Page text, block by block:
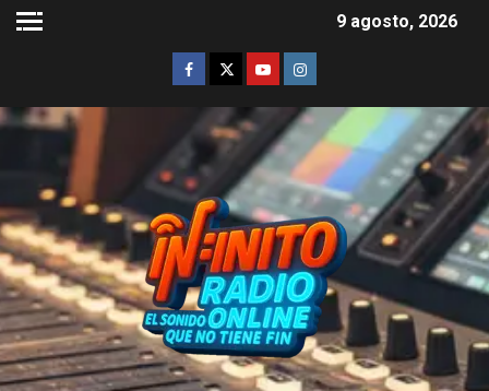
9 agosto, 2026